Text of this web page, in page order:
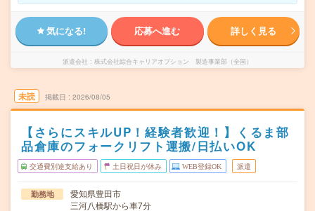
気になる! 応募へ進む 詳しく見る
派遣会社 株式会社綜合キャリアオプション 製造事業部（全国）
未読 掲載日 2026/08/05
【さらにスキルUP！経験者歓迎！】くるま部
品倉庫のフォークリフト運搬/日払いOK
交通費別途支給あり 土日祝日が休み WEB登録OK 派遣
勤務地
愛知県豊田市
三河八橋駅から車7分